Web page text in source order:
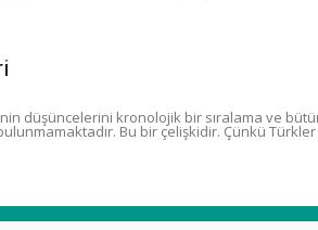
düşüncelerini kronolojik bir sıralama ve
Bu bir çelişkidir. Çünkü